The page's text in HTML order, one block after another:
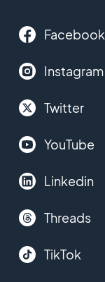
Facebook
Instagram
Twitter
YouTube
Linkedin
Threads
TikTok